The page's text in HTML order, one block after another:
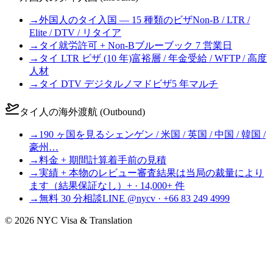
→外国人のタイ入国 — 15 種類のビザNon-B / LTR /
Elite / DTV / リタイア
→ タイ就労許可 + Non-Bブルーブック 7 営業日
→ タイ LTR ビザ (10 年)富裕層 / 年金受給 / WFTP / 高度
人材
→ タイ DTV デジタルノマドビザ5 年マルチ
タイ人の海外渡航 (Outbound)
→ 190 ヶ国を見る シェンゲン / 米国 / 英国 / 中国 / 韓国 /
豪州…
→料金 + 期間計算着手前の見積
→実績 + 本物のレビュー審査結果は当局の裁量により
ます（結果保証なし）+ · 14,000+ 件
→無料 30 分相談LINE @nycv · +66 83 249 4999
© 2026 NYC Visa & Translation